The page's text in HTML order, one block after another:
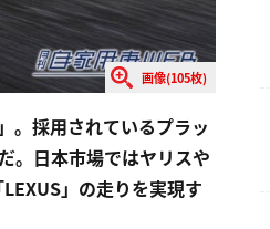
画像(105枚)
。採用されているプラッ
。日本市場ではヤリスや
」の走りを実現す